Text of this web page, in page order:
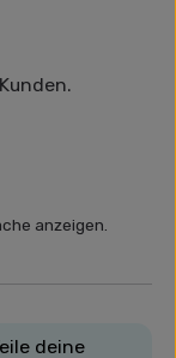
5 Sternen
anzeigen.
deine